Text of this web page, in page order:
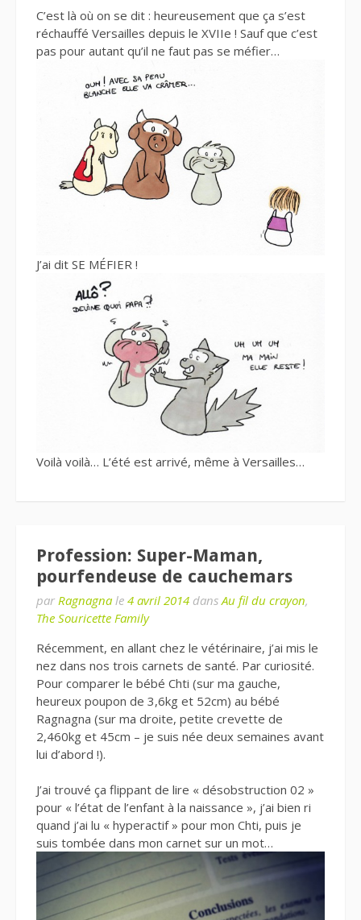
C’est là où on se dit : heureusement que ça s’est
réchauffé Versailles depuis le XVIIe ! Sauf que c’est
pas pour autant qu’il ne faut pas se méfier…
J’ai dit SE MÉFIER !
Voilà voilà… L’été est arrivé, même à Versailles…
Profession: Super-Maman,
pourfendeuse de cauchemars
par Ragnagna le 4 avril 2014 dans Au fil du crayon,
The Souricette Family
Récemment, en allant chez le vétérinaire, j’ai mis le
nez dans nos trois carnets de santé. Par curiosité.
Pour comparer le bébé Chti (sur ma gauche,
heureux poupon de 3,6kg et 52cm) au bébé
Ragnagna (sur ma droite, petite crevette de
2,460kg et 45cm – je suis née deux semaines avant
lui d’abord !).
J’ai trouvé ça flippant de lire « désobstruction 02 »
pour « l’état de l’enfant à la naissance », j’ai bien ri
quand j’ai lu « hyperactif » pour mon Chti, puis je
suis tombée dans mon carnet sur un mot…